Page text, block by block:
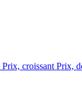
Prix, croissant Prix,